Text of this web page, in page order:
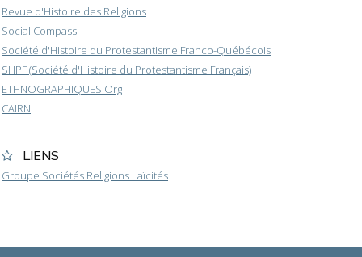
Revue d'Histoire des Religions
Social Compass
Société d'Histoire du Protestantisme Franco-Québécois
SHPF (Société d'Histoire du Protestantisme Français)
ETHNOGRAPHIQUES.Org
CAIRN
LIENS
Groupe Sociétés Religions Laïcités